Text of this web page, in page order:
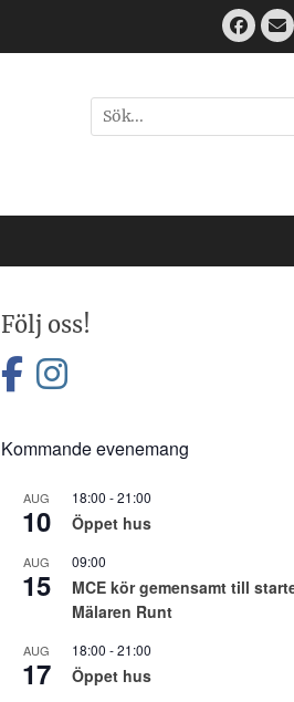
Sök
efter:
Följ oss!
facebook
instagram
Kommande evenemang
AUG
10
18:00 -21:00
Öppet hus
AUG
15
09:00
MCE kör gemensamt till
Mälaren Runt
AUG
17
18:00 -21:00
Öppet hus